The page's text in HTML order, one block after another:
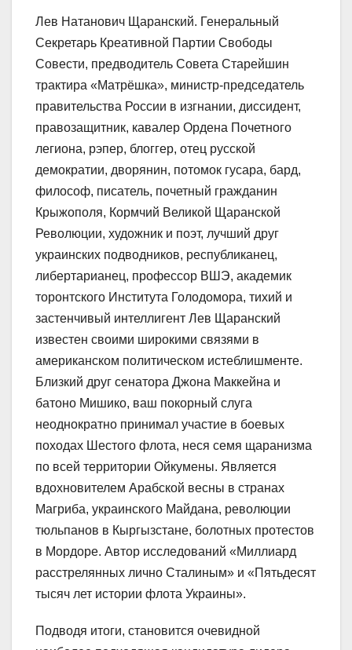
Лев Натанович Щаранский. Генеральный
Секретарь Креативной Партии Свободы
Совести, предводитель Совета Старейшин
трактира «Матрёшка», министр-​председатель
правительства России в изгнании, диссидент,
правозащитник, кавалер Ордена Почетного
легиона, рэпер, блоггер, отец русской
демократии, дворянин, потомок гусара, бард,
философ, писатель, почетный гражданин
Крыжополя, Кормчий Великой Щаранской
Революции, художник и поэт, лучший друг
украинских подводников, республиканец,
либертарианец, профессор ВШЭ, академик
торонтского Института Голодомора, тихий и
застенчивый интеллигент Лев Щаранский
известен своими широкими связями в
американском политическом истеблишменте.
Близкий друг сенатора Джона Маккейна и
батоно Мишико, ваш покорный слуга
неоднократно принимал участие в боевых
походах Шестого флота, неся семя щаранизма
по всей территории Ойкумены. Является
вдохновителем Арабской весны в странах
Магриба, украинского Майдана, революции
тюльпанов в Кыргызстане, болотных протестов
в Мордоре. Автор исследований «Миллиард
расстрелянных лично Сталиным» и «Пятьдесят
тысяч лет истории флота Украины».
Подводя итоги, становится очевидной